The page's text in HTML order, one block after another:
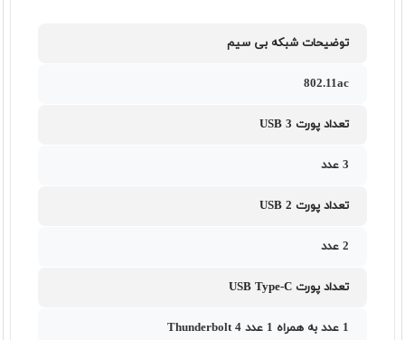
توضیحات شبکه بی سیم
802.11ac
تعداد پورت USB 3
3 عدد
تعداد پورت USB 2
2 عدد
تعداد پورت USB Type-C
1 عدد به همراه 1 عدد Thunderbolt 4